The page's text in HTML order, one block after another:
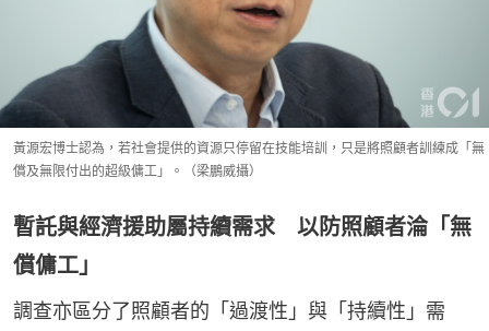
黃源宏博士認為，若社會提供的資源只停留在技能培訓，只是將照顧者訓練成「無
償及無限付出的超級傭工」。（梁鵬威攝）
暫託與經濟援助屬持續需求 以防照顧者淪「無
償傭工」
調查亦區分了照顧者的「過渡性」與「持續性」需